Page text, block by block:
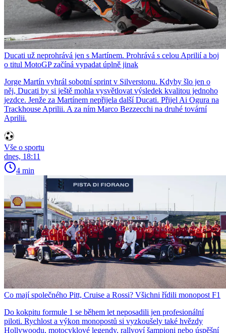
Ducati už neprohrává jen s Martínem. Prohrává s celou Aprilií a boj
o titul MotoGP začíná vypadat úplně jinak
Jorge Martín vyhrál sobotní sprint v Silverstonu. Kdyby šlo jen o
něj, Ducati by si ještě mohla vysvětlovat výsledek kvalitou jednoho
jezdce. Jenže za Martínem nepřijela další Ducati. Přijel Ai Ogura na
Trackhouse Aprilii. A za ním Marco Bezzecchi na druhé tovární
Aprilii.
Vše o sportu
dnes, 18:11
4 min
Co mají společného Pitt, Cruise a Rossi? Všichni řídili monopost F1
Do kokpitu formule 1 se během let neposadili jen profesionální
piloti. Rychlost a výkon monopostů si vyzkoušely také hvězdy
Hollywoodu, motocyklové legendy, rallyoví šampioni nebo úspěšní